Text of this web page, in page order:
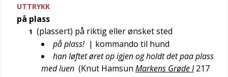
UTTRYKK
på plass
1 (plassert) på riktig eller ønsket sted
på plass! | kommando til hund
han løftet øret op igjen og holdt det paa plass
med luen (Knut Hamsun Markens Grøde I 217